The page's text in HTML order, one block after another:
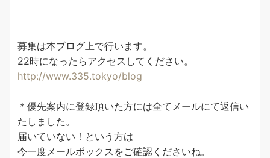
募集は本ブログ上で行います。
22時になったらアクセスしてください。
http://www.335.tokyo/blog
＊優先案内に登録頂いた方には全てメールにて返信い
たしました。
届いていない！という方は
今一度メールボックスをご確認くださいね。